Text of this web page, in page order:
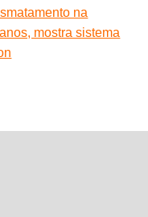
na
mostra sistema